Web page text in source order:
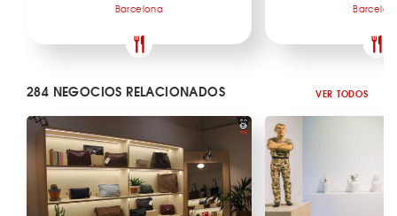
Barcelona
284 NEGOCIOS RELACIONADOS VER TODOS